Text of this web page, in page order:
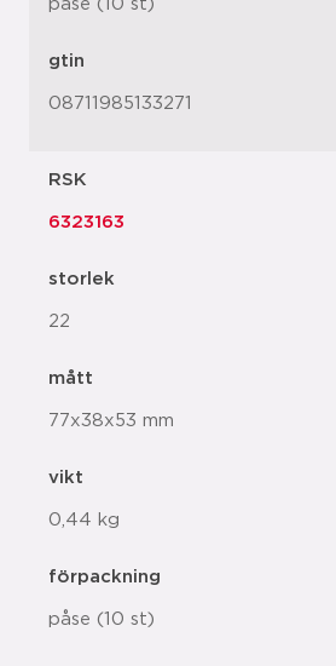
påse (10 st)
gtin
08711985133271
RSK
6323163
storlek
22
mått
77x38x53 mm
vikt
0,44 kg
förpackning
påse (10 st)